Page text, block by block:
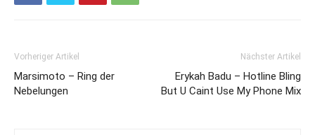
Vorheriger Artikel
Marsimoto – Ring der
Nebelungen
Nächster Artikel
Erykah Badu – Hotline Bling
But U Caint Use My Phone Mix